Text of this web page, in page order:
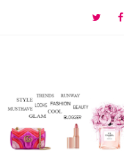
Ir al contenido principal